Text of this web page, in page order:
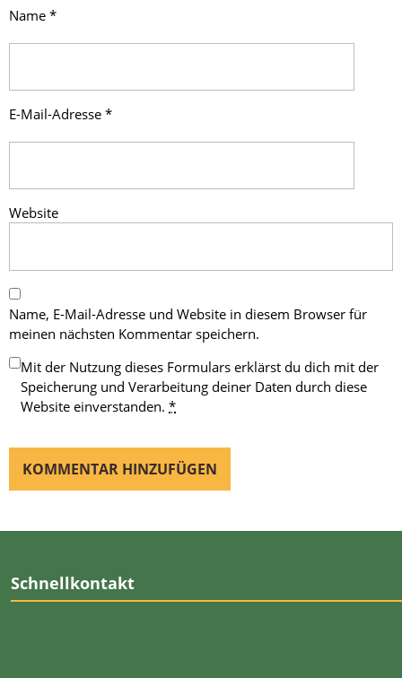
Name *
E-Mail-Adresse *
Website
Name, E-Mail-Adresse und Website in diesem Browser für
meinen nächsten Kommentar speichern.
Mit der Nutzung dieses Formulars erklärst du dich mit der
Speicherung und Verarbeitung deiner Daten durch diese
Website einverstanden. *
Schnellkontakt